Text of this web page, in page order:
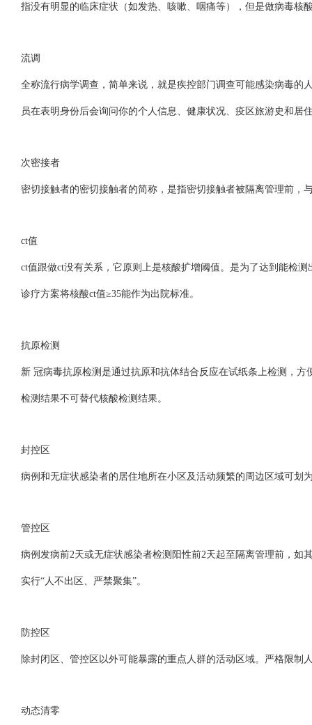
指没有明显的临床症状（如发热、咳嗽、咽痛等），但是做病毒核
流调
全称流行病学调查，简单来说，就是疾控部门调查可能感染病毒的
员在表明身份后会询问你的个人信息、健康状况、疫区旅游史和居
次密接者
密切接触者的密切接触者的简称，是指密切接触者被隔离管理前
ct值
ct值跟做ct没有关系，它原则上是核酸扩增阈值。是为了达到能检
诊疗方案将核酸ct值≥35能作为出院标准。
抗原检测
新 冠病毒抗原检测是通过抗原和抗体结合反应在试纸条上检测，
检测结果不可替代核酸检测结果。
封控区
病例和无症状感染者的居住地所在小区及活动频繁的周边区域可划
管控区
病例发病前2天或无症状感染者检测阳性前2天起至隔离管理前，
实行“人不出区、严禁聚集”。
防控区
除封闭区、管控区以外可能暴露的重点人群的活动区域。严格限
动态清零